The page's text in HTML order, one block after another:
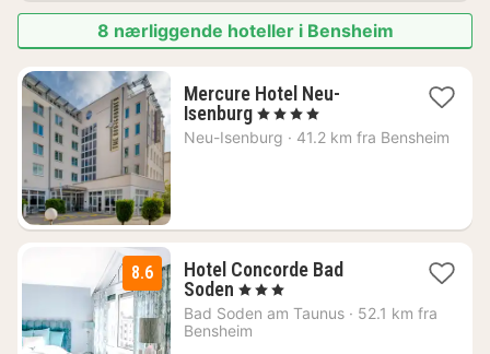
8 nærliggende hoteller i Bensheim
Mercure Hotel Neu-
Isenburg1
natt
fra
, 4 Stjerner
Neu-Isenburg · 41.2 km fra Bensheim
8.6
Hotel Concorde Bad
Soden 1
natt
fra
, 3 Stjerner
Bad Soden am Taunus · 52.1 km fra
Bensheim